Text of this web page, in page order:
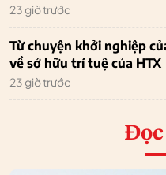
23 giờ trước
Từ chuyện khởi nghiệp
về sở hữu trí tuệ của HTX
23 giờ trước